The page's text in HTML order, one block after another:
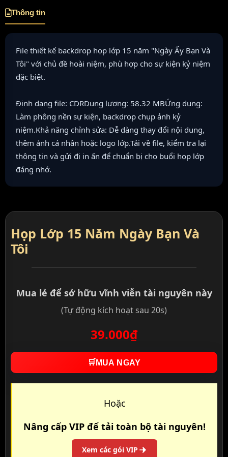
Thông tin
File thiết kế backdrop họp lớp 15 năm "Ngày Ấy Bạn Và
Tôi" với chủ đề hoài niệm, phù hợp cho sự kiện kỷ niệm
đặc biệt.
Định dạng file: CDRDung lượng: 58.32 MBỨng dụng:
Làm phông nền sự kiện, backdrop chụp ảnh kỷ
niệm.Khả năng chỉnh sửa: Dễ dàng thay đổi nội dung,
thêm ảnh cá nhân hoặc logo lớp.Tải về file, kiểm tra lại
thông tin và gửi đi in ấn để chuẩn bị cho buổi họp lớp
đáng nhớ.
Họp Lớp 15 Năm Ngày Bạn Và
Tôi
Mua lẻ để sở hữu vĩnh viễn tài nguyên này
(Tự động kích hoạt sau 20s)
39.000₫
🛒 MUA NGAY
Hoặc
Nâng cấp VIP để tải toàn bộ tài nguyên!
Xem các gói VIP